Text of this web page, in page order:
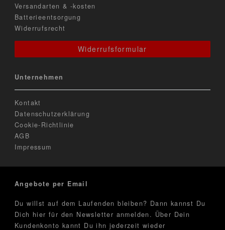
Versandarten & -kosten
Batterieentsorgung
Widerrufsrecht
Widerrufsformular
Unternehmen
Kontakt
Datenschutzerklärung
Cookie-Richtlinie
AGB
Impressum
Angebote per Email
Du willst auf dem Laufenden bleiben? Dann kannst Du
Dich hier für den Newsletter anmelden. Über Dein
Kundenkonto kannt Du ihn jederzeit wieder